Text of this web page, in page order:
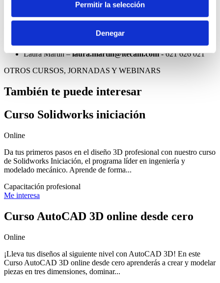
Permitir la selección
Denegar
Jesús Bonillo –jesus.bonillo@itecam.com- 621 256 812
Laura Martín –laura.martin@itecam.com- 621 626 021
OTROS CURSOS, JORNADAS Y WEBINARS
También te puede interesar
Curso Solidworks iniciación
Online
Da tus primeros pasos en el diseño 3D profesional con nuestro curso
de Solidworks Iniciación, el programa líder en ingeniería y
modelado mecánico. Aprende de forma...
Capacitación profesional
Me interesa
Curso AutoCAD 3D online desde cero
Online
¡Lleva tus diseños al siguiente nivel con AutoCAD 3D! En este
Curso AutoCAD 3D online desde cero aprenderás a crear y modelar
piezas en tres dimensiones, dominar...